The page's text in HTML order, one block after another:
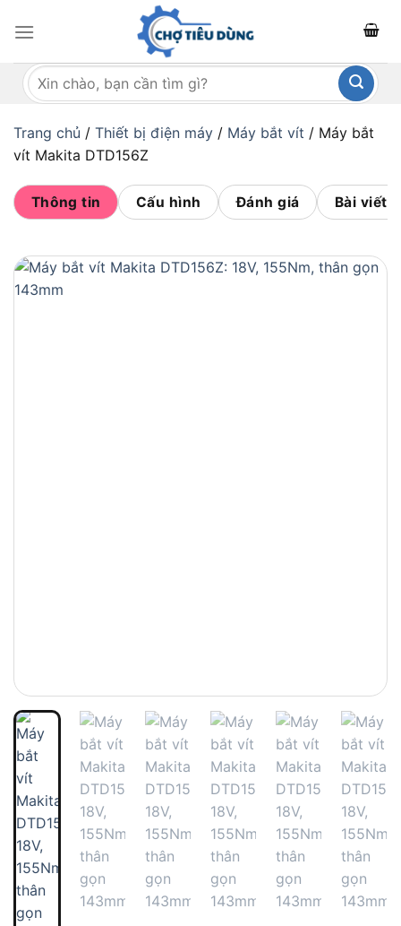
qua
dungTìm
kiếm:
Trang chủ / Thiết bị điện máy / Máy bắt vít / Máy bắt
vít Makita DTD156Z
Thông tin Cấu hình Đánh giá Bài viết